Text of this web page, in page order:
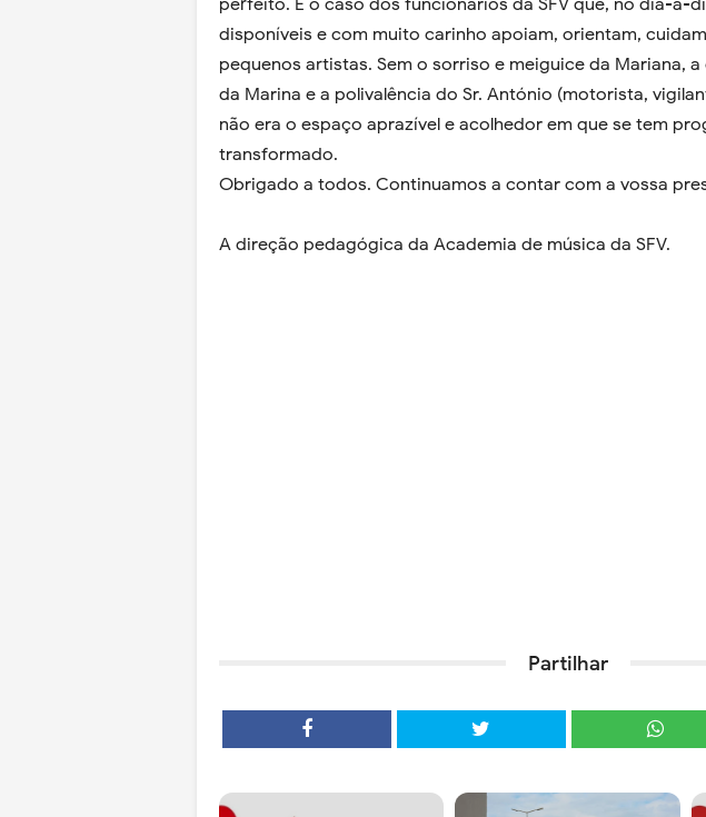
perfeito. É o caso dos funcionários da SFV que, no dia-a-
disponíveis e com muito carinho apoiam, orientam,
pequenos artistas. Sem o sorriso e meiguice da Mariana,
da Marina e a polivalência do Sr. António (motorista,
não era o espaço aprazível e acolhedor em que se tem
transformado.
Obrigado a todos. Continuamos a contar com a vossa
A direção pedagógica da Academia de música da SFV.
Partilhar